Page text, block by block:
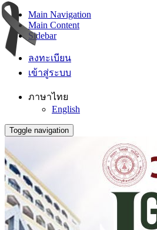
Main Navigation
Main Content
Sidebar
ลงทะเบียน
เข้าสู่ระบบ
ภาษาไทย
English
Toggle navigation